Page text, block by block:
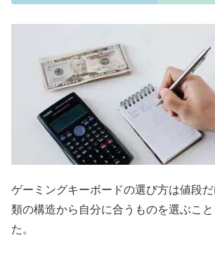
ゲーミングキーボードの選び方は値段
類の構造から自分に合うものを選ぶこ
た。